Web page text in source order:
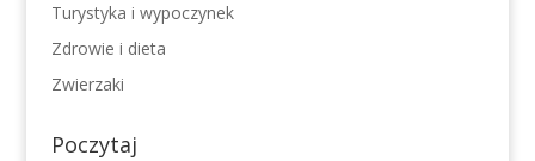
Turystyka i wypoczynek
Zdrowie i dieta
Zwierzaki
Poczytaj